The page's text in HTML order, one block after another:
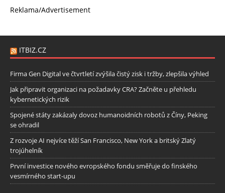
Reklama/Advertisement
ITBIZ.CZ
Firma Gen Digital ve čtvrtletí zvýšila čistý zisk i tržby, zlepšila výhled
Jak připravit organizaci na požadavky CRA? Začněte u přehledu
kybernetických rizik
Spojené státy zakázaly dovoz humanoidních robotů z Číny, Peking
se ohradil
Z rozvoje AI nejvíce těží San Francisco, New York a britský Zlatý
trojúhelník
První investice nového evropského fondu směřuje do finského
vesmírného start-upu